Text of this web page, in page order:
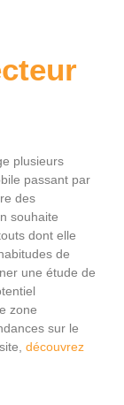
plusieurs
passant par
des
souhaite
dont elle
de
une étude de
zone
sur le
découvrez